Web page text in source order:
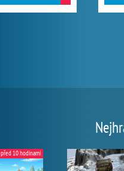
před 10 hodinami